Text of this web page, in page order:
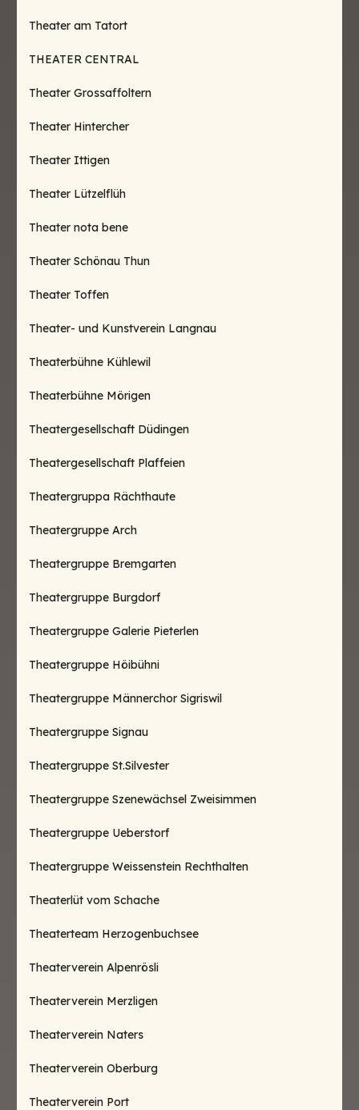
Theater am Tatort
THEATER CENTRAL
Theater Grossaffoltern
Theater Hintercher
Theater Ittigen
Theater Lützelflüh
Theater nota bene
Theater Schönau Thun
Theater Toffen
Theater- und Kunstverein Langnau
Theaterbühne Kühlewil
Theaterbühne Mörigen
Theatergesellschaft Düdingen
Theatergesellschaft Plaffeien
Theatergruppa Rächthaute
Theatergruppe Arch
Theatergruppe Bremgarten
Theatergruppe Burgdorf
Theatergruppe Galerie Pieterlen
Theatergruppe Höibühni
Theatergruppe Männerchor Sigriswil
Theatergruppe Signau
Theatergruppe St.Silvester
Theatergruppe Szenewächsel Zweisimmen
Theatergruppe Ueberstorf
Theatergruppe Weissenstein Rechthalten
Theaterlüt vom Schache
Theaterteam Herzogenbuchsee
Theaterverein Alpenrösli
Theaterverein Merzligen
Theaterverein Naters
Theaterverein Oberburg
Theaterverein Port